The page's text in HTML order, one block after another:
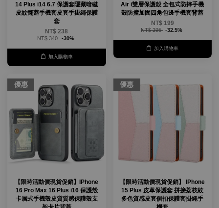
14 Plus i14 6.7 保護套隱藏暗磁
皮紋翻蓋手機套皮套手掛繩保護
套
NT$ 238
NT$ 340 -30%
加入購物車
Air i雙層保護殼 全包式防摔手機
殼防撞加固四角包邊手機套背蓋
NT$ 199
NT$ 295 -32.5%
加入購物車
優惠
【限時活動價現貨促銷】IPhone
16 Pro Max 16 Plus i16 保護殼
卡層式手機殼皮質質感保護殼支
優惠
【限時活動價現貨促銷】 IPhone
15 Plus 皮革保護套 拼接荔枝紋
多色質感皮套側扣保護套掛繩手